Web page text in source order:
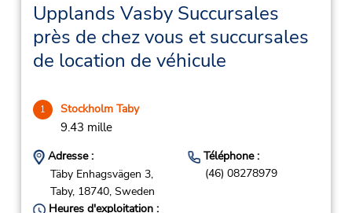
Upplands Vasby Succursales
près de chez vous et succursales
de location de véhicule
1 Stockholm Taby
9.43 mille
Adresse :
Täby Enhagsvägen 3,
Taby, 18740, Sweden
Téléphone :
(46) 08278979
Heures d'exploitation :